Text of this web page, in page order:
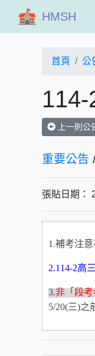
HMSH
首頁 公
上一則公
重要公告
張貼日期：
1.補考注
2.114-2高
3.非「段考
5/20(三)之